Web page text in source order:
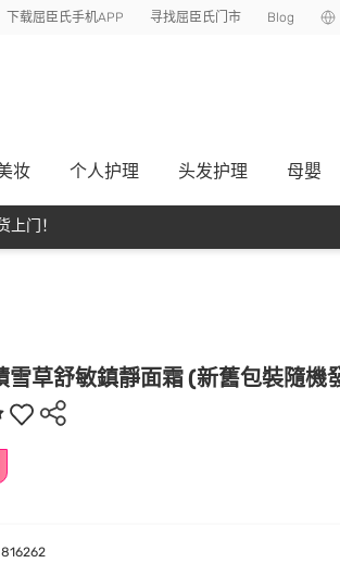
下载屈臣氏手机APP 寻找屈臣氏门市 Blog
妆 个人护理 头发护理 母嬰
门！
雪草舒敏鎮靜面霜 (新舊包裝隨機
816262